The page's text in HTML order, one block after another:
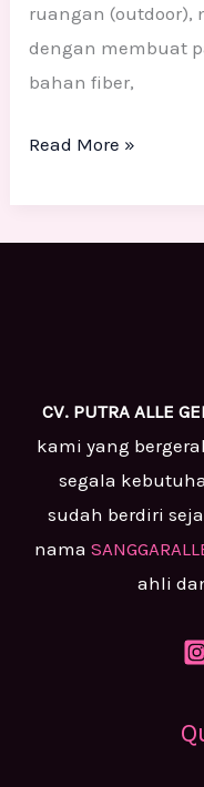
ruangan (outdoor),
dengan membuat
bahan fiber,
Read More »
CV. PUTRA ALLE
kami yang
segala
sudah berdiri
nama
ahli